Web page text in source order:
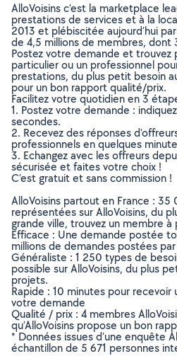
AlloVoisins c’est la marketplace
prestations de services et à la
2013 et plébiscitée aujourd’hui
de 4,5 millions de membres,
Postez votre demande et trouvez
particulier ou un professionnel
prestations, du plus petit besoin
pour un bon rapport qualité/prix.
Facilitez votre quotidien en 3
1. Postez votre demande :
secondes.
2. Recevez des réponses
professionnels en quelques
3. Echangez avec les offreurs
sécurisée et faites votre choix !
C’est gratuit et sans commission !
AlloVoisins partout en France :
représentées sur AlloVoisins, du
grande ville, trouvez un membre
Efficace : Une demande postée
millions de demandes postées
Généraliste : 1 250 types de
possible sur AlloVoisins, du plus
projets.
Rapide : 10 minutes pour
votre demande
Qualité / prix : 4 membres
qu’AlloVoisins propose un bon
* Données issues d’une enquête
échantillon de 5 671 personnes